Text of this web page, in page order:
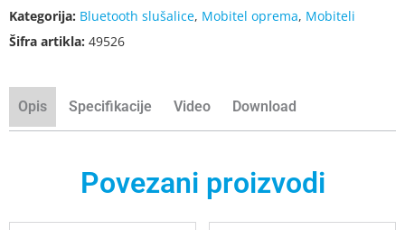
Kategorija: Bluetooth slušalice, Mobitel oprema, Mobiteli
Šifra artikla: 49526
Opis Specifikacije Video Download
Povezani proizvodi